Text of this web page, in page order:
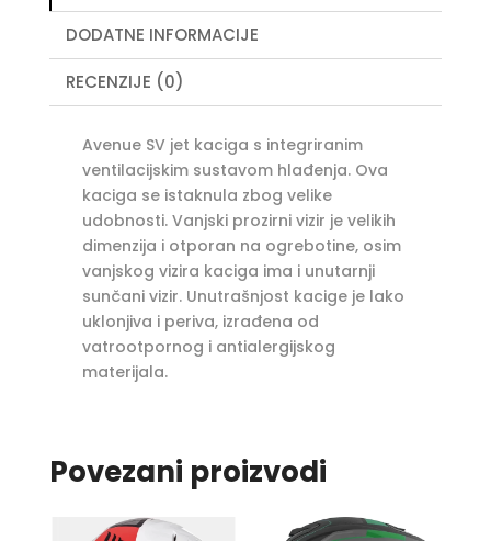
e
DODATNE INFORMACIJE
RECENZIJE (0)
Avenue SV jet kaciga s integriranim
ventilacijskim sustavom hlađenja. Ova
kaciga se istaknula zbog velike
udobnosti. Vanjski prozirni vizir je velikih
dimenzija i otporan na ogrebotine, osim
vanjskog vizira kaciga ima i unutarnji
sunčani vizir. Unutrašnjost kacige je lako
uklonjiva i periva, izrađena od
vatrootpornog i antialergijskog
materijala.
Povezani proizvodi